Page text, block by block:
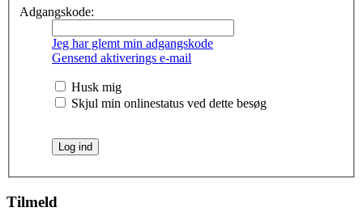
Adgangskode:
Jeg har glemt min adgangskode
Gensend aktiverings e-mail
Husk mig
Skjul min onlinestatus ved dette besøg
Tilmeld